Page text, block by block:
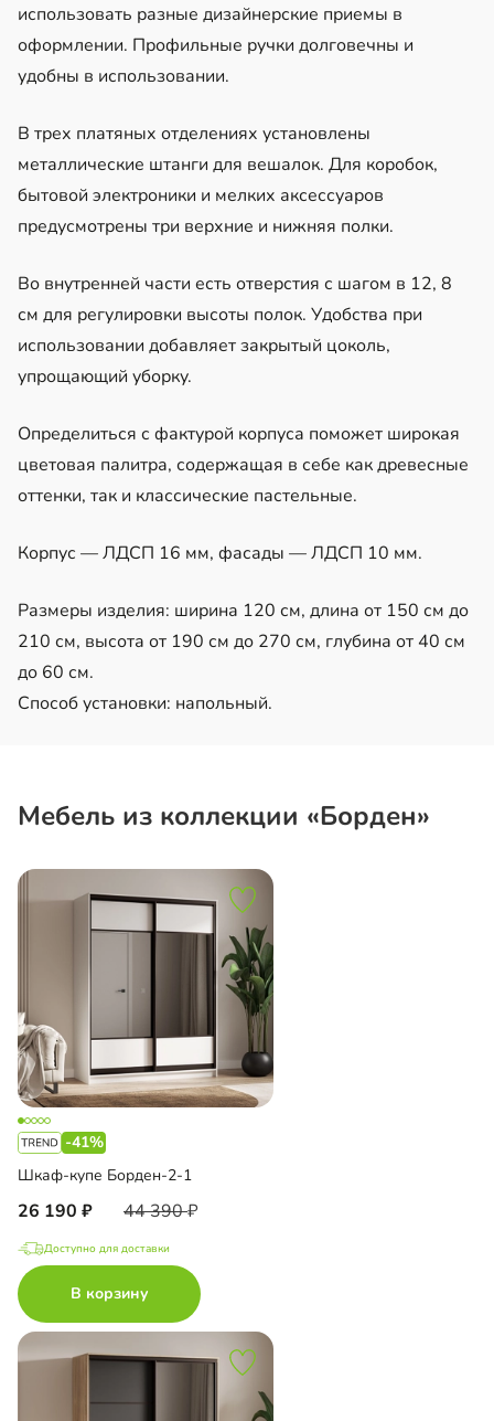
использовать разные дизайнерские приемы в
оформлении. Профильные ручки долговечны и
удобны в использовании.
В трех платяных отделениях установлены
металлические штанги для вешалок. Для коробок,
бытовой электроники и мелких аксессуаров
предусмотрены три верхние и нижняя полки.
Во внутренней части есть отверстия с шагом в 12, 8
см для регулировки высоты полок. Удобства при
использовании добавляет закрытый цоколь,
упрощающий уборку.
Определиться с фактурой корпуса поможет широкая
цветовая палитра, содержащая в себе как древесные
оттенки, так и классические пастельные.
Корпус — ЛДСП 16 мм, фасады — ЛДСП 10 мм.
Размеры изделия: ширина 120 см, длина от 150 см до
210 см, высота от 190 см до 270 см, глубина от 40 см
до 60 см.
Способ установки: напольный.
Мебель из коллекции «Борден»
-41%
Шкаф-купе Борден-2-1
26 190 44 390
Доступно для доставки
В корзину